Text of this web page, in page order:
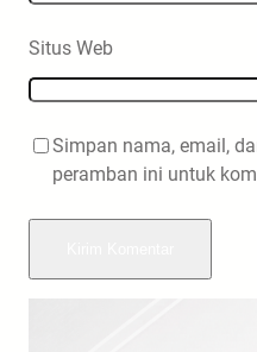
Situs Web
Simpan nama, email,
peramban ini untuk